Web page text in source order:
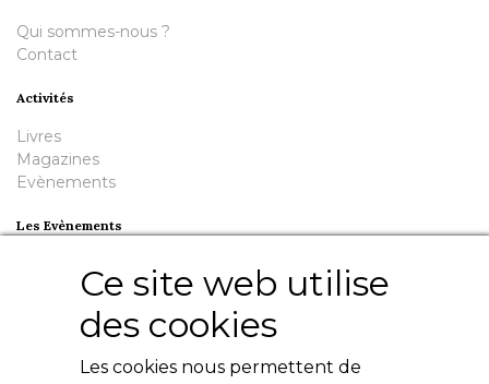
Ce site web utilise
des cookies
Les cookies nous permettent de
Qui sommes-nous ?
Contact
Activités
Livres
Magazines
Evènements
Les Evènements
Nuit de la Bouinotte
Besoin d'aide ?